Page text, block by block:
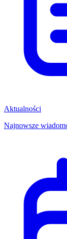
Aktualności
Najnowsze